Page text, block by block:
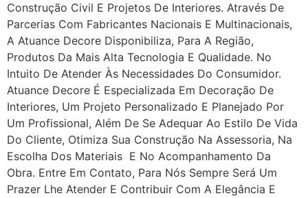
Construção Civil E Projetos De Interiores. Através De
Parcerias Com Fabricantes Nacionais E Multinacionais,
A Atuance Decore Disponibiliza, Para A Região,
Produtos Da Mais Alta Tecnologia E Qualidade. No
Intuito De Atender Às Necessidades Do Consumidor.
Atuance Decore É Especializada Em Decoração De
Interiores, Um Projeto Personalizado E Planejado Por
Um Profissional, Além De Se Adequar Ao Estilo De Vida
Do Cliente, Otimiza Sua Construção Na Assessoria, Na
Escolha Dos Materiais E No Acompanhamento Da
Obra. Entre Em Contato, Para Nós Sempre Será Um
Prazer Lhe Atender E Contribuir Com A Elegância E